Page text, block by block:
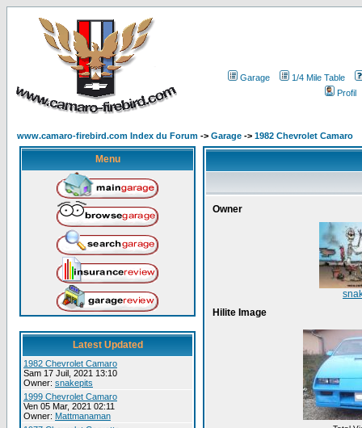
Garage
1/4 Mile Table
Profil
www.camaro-firebird.com Index du Forum -> Garage -> 1982 Chevrolet Camaro
Menu
Latest Updated
1982 Chevrolet Camaro
Sam 17 Juil, 2021 13:10
Owner: snakepits
1999 Chevrolet Camaro
Ven 05 Mar, 2021 02:11
Owner: Mattmanaman
Owner
Hilite Image